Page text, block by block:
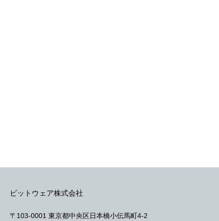
ビットウェア株式会社
〒103-0001 東京都中央区日本橋小伝馬町4-2